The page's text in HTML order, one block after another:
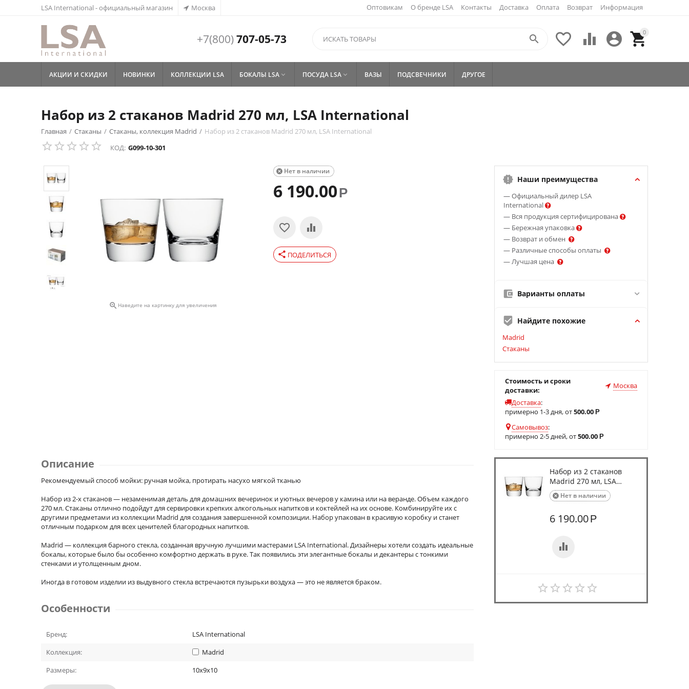
LSA International - официальный магазин Москва Оптовикам О бренде LSA Контакты Доставка Оплата Возврат Информация
+7(800)707-05-73 0


 

АКЦИИ И СКИДКИ НОВИНКИ КОЛЛЕКЦИИ LSA БОКАЛЫ LSA  ПОСУДА LSA  ВАЗЫ ПОДСВЕЧНИКИ ДРУГОЕ
Набор из 2 стаканов Madrid 270 мл, LSA International
Главная / Стаканы / Стаканы, коллекция Madrid / Набор из 2 стаканов Madrid 270 мл, LSA International
КОД: G099-10-301
 Наведите на картинку для увеличения
Нет в наличии

6 190.00Р
share ПОДЕЛИТЬСЯ
Наши преимущества
— Официальный дилер LSA
International
— Вся продукция сертифицирована
— Бережная упаковка
— Возврат и обмен
— Различные способы оплаты
— Лучшая цена
Варианты оплаты
Найдите похожие
Madrid
Стаканы
Стоимость и сроки
доставки:
Москва
Доставка:
примерно 1-3 дня, от500.00 Р
Самовывоз:
примерно 2-5 дней, от500.00 Р
Набор из 2 стаканов
Madrid 270 мл, LSA
International
Нет в наличии

6 190.00Р
Описание
Рекомендуемый способ мойки: ручная мойка, протирать насухо мягкой тканью
Набор из 2-х стаканов — незаменимая деталь для домашних вечеринок и уютных вечеров у камина или на веранде. Объем каждого
270 мл. Стаканы отлично подойдут для сервировки крепких алкогольных напитков и коктейлей на их основе. Комбинируйте их с
другими предметами из коллекции Madrid для создания завершенной композиции. Набор упакован в красивую коробку и станет
отличным подарком для всех ценителей благородных напитков.
Madrid — коллекция барного стекла, созданная вручную лучшими мастерами LSA International. Дизайнеры хотели создать идеальные
бокалы, которые было бы особенно комфортно держать в руке. Так появились эти элегантные бокалы и декантеры с тонкими
стенками и утолщенным дном.
Иногда в готовом изделии из выдувного стекла встречаются пузырьки воздуха — это не является браком.
Особенности
Бренд:
LSA International
Коллекция:
Madrid
Размеры:
10x9x10